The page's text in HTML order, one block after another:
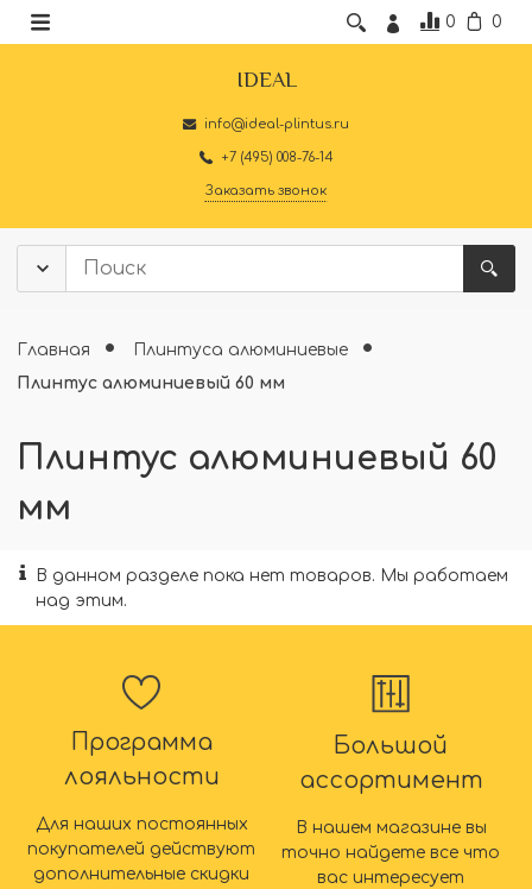
0 0
IDEAL
info@ideal-plintus.ru
+7 (495) 008-76-14
Заказать звонок
Главная
Плинтуса алюминиевые
Плинтус алюминиевый 60 мм
Плинтус алюминиевый 60
мм
В данном разделе пока нет товаров. Мы работаем
над этим.
Программа
лояльности
Для наших постоянных
покупателей действуют
дополнительные скидки
Большой
ассортимент
В нашем магазине вы
точно найдете все что
вас интересует